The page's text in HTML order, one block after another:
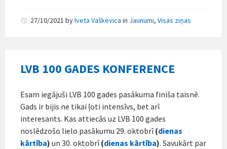
27/10/2021 byIveta Vaškevica in Jaunumi, Visas ziņas
LVB 100 GADES KONFERENCE
Esam iegājuši LVB 100 gades pasākuma finiša taisnē.
Gads ir bijis ne tikai ļoti intensīvs, bet arī
interesants. Kas attiecās uz LVB 100 gades
noslēdzošo lielo pasākumu 29. oktobrī(dienas
kārtība) un 30. oktobrī(dienas kārtība). Savukārt par